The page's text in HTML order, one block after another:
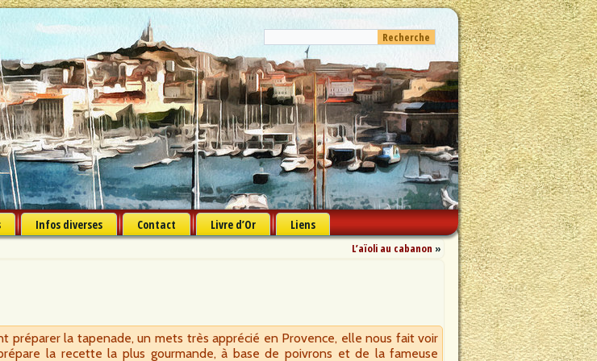
Infos diverses Contact Livre d’Or Liens
L’aïoli au cabanon »
préparer la tapenade, un mets très apprécié en Provence, elle nous fait voir
la recette la plus gourmande, à base de poivrons et de la fameuse